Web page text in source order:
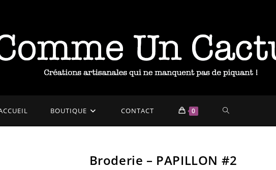
BOUTIQUE CONTACT 0 TOGGLE
Broderie – PAPILLON #2